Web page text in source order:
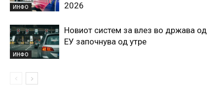
ИНФО
2026
ИНФО
Новиот систем за влез во држава од
ЕУ започнува од утре